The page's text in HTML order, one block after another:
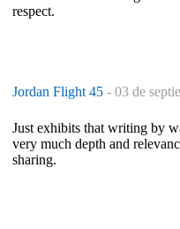
respect.
Jordan Flight 45 - 03 de
Just exhibits that writing by
very much depth and
sharing.